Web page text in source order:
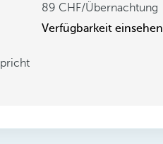
89
/Übernachtung
Verfügbarkeit einsehen